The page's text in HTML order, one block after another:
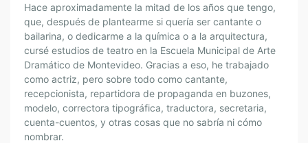
Hace aproximadamente la mitad de los años que tengo,
que, después de plantearme si quería ser cantante o
bailarina, o dedicarme a la química o a la arquitectura,
cursé estudios de teatro en la Escuela Municipal de Arte
Dramático de Montevideo. Gracias a eso, he trabajado
como actriz, pero sobre todo como cantante,
recepcionista, repartidora de propaganda en buzones,
modelo, correctora tipográfica, traductora, secretaria,
cuenta-cuentos, y otras cosas que no sabría ni cómo
nombrar.